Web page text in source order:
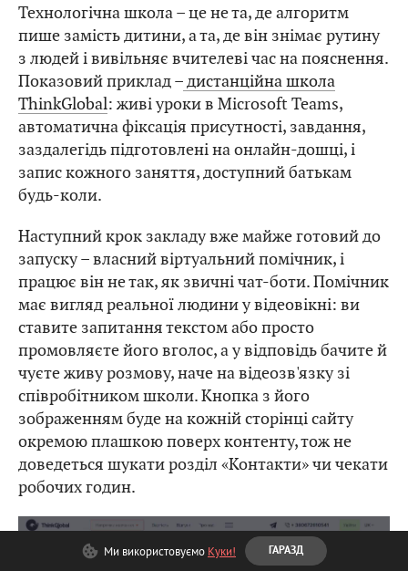
Технологічна школа – це не та, де алгоритм
пише замість дитини, а та, де він знімає рутину
з людей і вивільняє вчителеві час на пояснення.
Показовий приклад – дистанційна школа
ThinkGlobal: живі уроки в Microsoft Teams,
автоматична фіксація присутності, завдання,
заздалегідь підготовлені на онлайн-дошці, і
запис кожного заняття, доступний батькам
будь-коли.
Наступний крок закладу вже майже готовий до
запуску – власний віртуальний помічник, і
працює він не так, як звичні чат-боти. Помічник
має вигляд реальної людини у відеовікні: ви
ставите запитання текстом або просто
промовляєте його вголос, а у відповідь бачите й
чуєте живу розмову, наче на відеозв'язку зі
співробітником школи. Кнопка з його
зображенням буде на кожній сторінці сайту
окремою плашкою поверх контенту, тож не
доведеться шукати розділ «Контакти» чи чекати
робочих годин.
Ми використовуємо Куки! ГАРАЗД